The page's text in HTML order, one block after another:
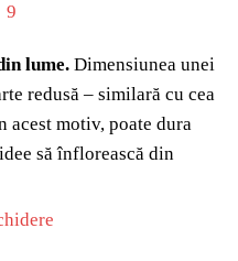
lume. Dimensiunea unei
redusă – similară cu cea
acest motiv, poate dura
să înflorească din